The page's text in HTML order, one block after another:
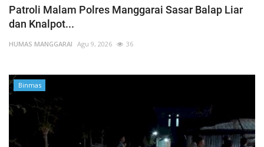
Patroli Malam Polres Manggarai Sasar Balap Liar
dan Knalpot...
HUMAS MANGGARAI Agu 9, 2026 36
Binmas